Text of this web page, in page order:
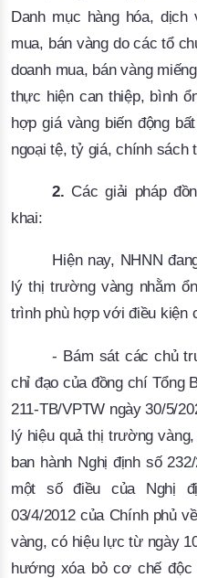
Danh mục hàng hóa,
mua, bán vàng do các tổ
doanh mua, bán vàng
thực hiện can thiệp, bình
hợp giá vàng biến động
ngoại tệ, tỷ giá, chính sách
2. Các giải pháp
khai:
Hiện nay, NHNN
lý thị trường vàng nhằm
trình phù hợp với điều kiện
- Bám sát các chủ
chỉ đạo của đồng chí Tổng
211-TB/VPTW ngày 30/5/
lý hiệu quả thị trường
ban hành Nghị định số
một số điều của Nghị
03/4/2012 của Chính phủ
vàng, có hiệu lực từ ngày
hướng xóa bỏ cơ chế